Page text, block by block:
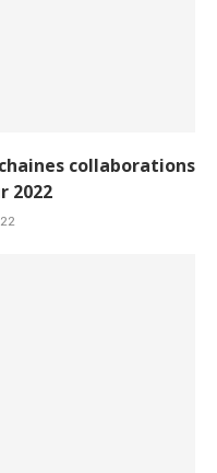
collaborations
2022